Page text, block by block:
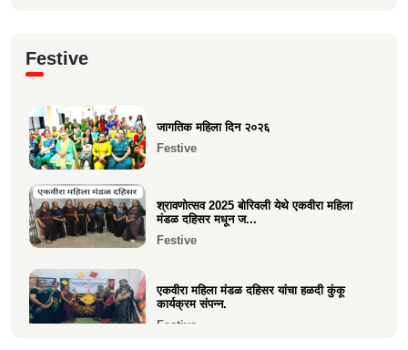
चे प्रकाशन
Festive
जागतिक महिला दिन २०२६
Festive
श्रावणोत्सव 2025 बोरिवली येथे एकवीरा महिला
मंडळ दहिसर मधून ज...
Festive
एकवीरा महिला मंडळ दहिसर यांचा हळदी कुंकू
कार्यक्रम संपन्न.
Festive